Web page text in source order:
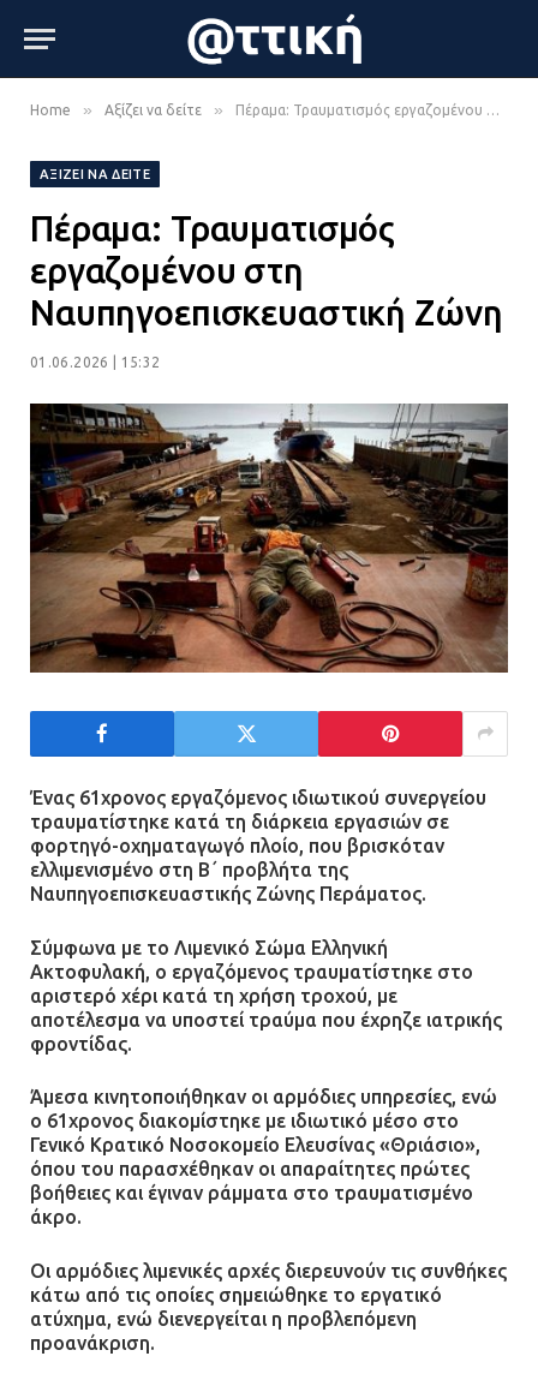
Home » Αξίζει να δείτε » Πέραμα: Τραυματισμός εργαζομένου στη Ναυπηγοεπισκευαστική Ζώνη
ΑΞΊΖΕΙ ΝΑ ΔΕΊΤΕ
Πέραμα: Τραυματισμός
εργαζομένου στη
Ναυπηγοεπισκευαστική Ζώνη
01.06.2026 | 15:32
Ένας 61χρονος εργαζόμενος ιδιωτικού συνεργείου
τραυματίστηκε κατά τη διάρκεια εργασιών σε
φορτηγό-οχηματαγωγό πλοίο, που βρισκόταν
ελλιμενισμένο στη Β΄ προβλήτα της
Ναυπηγοεπισκευαστικής Ζώνης Περάματος.
Σύμφωνα με το Λιμενικό Σώμα Ελληνική
Ακτοφυλακή, ο εργαζόμενος τραυματίστηκε στο
αριστερό χέρι κατά τη χρήση τροχού, με
αποτέλεσμα να υποστεί τραύμα που έχρηζε ιατρικής
φροντίδας.
Άμεσα κινητοποιήθηκαν οι αρμόδιες υπηρεσίες, ενώ
ο 61χρονος διακομίστηκε με ιδιωτικό μέσο στο
Γενικό Κρατικό Νοσοκομείο Ελευσίνας «Θριάσιο»,
όπου του παρασχέθηκαν οι απαραίτητες πρώτες
βοήθειες και έγιναν ράμματα στο τραυματισμένο
άκρο.
Οι αρμόδιες λιμενικές αρχές διερευνούν τις συνθήκες
κάτω από τις οποίες σημειώθηκε το εργατικό
ατύχημα, ενώ διενεργείται η προβλεπόμενη
προανάκριση.